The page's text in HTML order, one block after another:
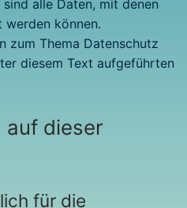
alle Daten, mit denen
können.
zum Thema Datenschutz
diesem Text aufgeführten
auf dieser
für die